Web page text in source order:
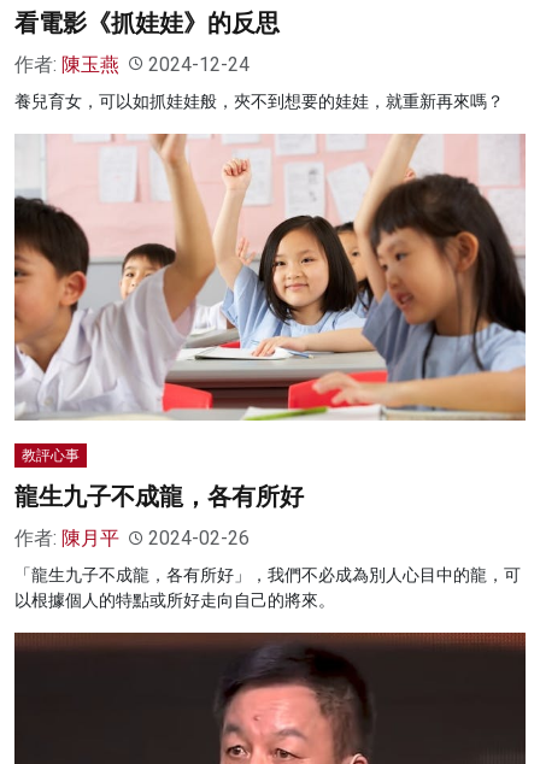
看電影《抓娃娃》的反思
作者: 陳玉燕 2024-12-24
養兒育女，可以如抓娃娃般，夾不到想要的娃娃，就重新再來嗎？
教評心事
龍生九子不成龍，各有所好
作者: 陳月平 2024-02-26
「龍生九子不成龍，各有所好」，我們不必成為別人心目中的龍，可
以根據個人的特點或所好走向自己的將來。